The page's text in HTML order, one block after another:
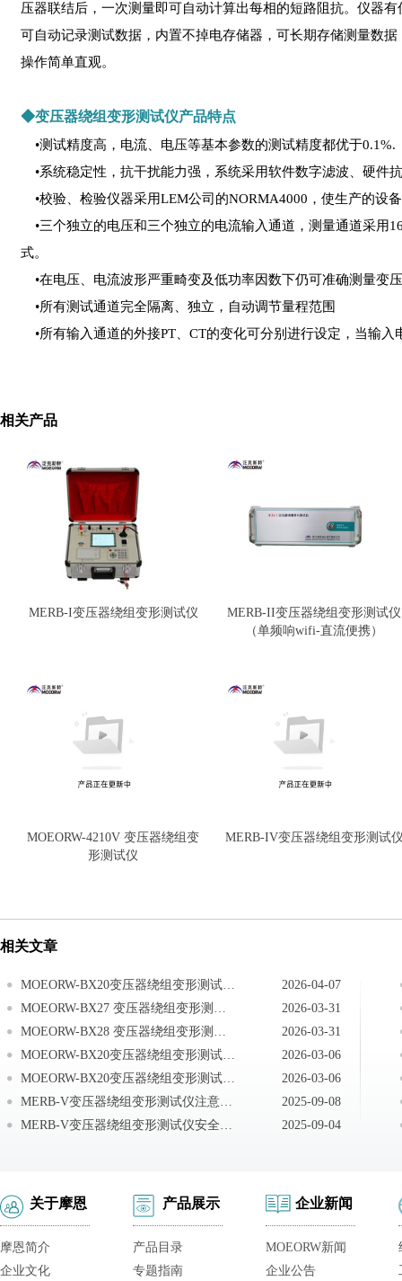
压器联结后，一次测量即可自动计算出每相的短路阻抗。仪器
可自动记录测试数据，内置不掉电存储器，可长期存储测量数
操作简单直观。
◆变压器绕组变形测试仪产品特点
•测试精度高，电流、电压等基本参数的测试精度都优于0.1%.
•系统稳定性，抗干扰能力强，系统采用软件数字滤波、硬件
•校验、检验仪器采用LEM公司的NORMA4000，使生产的设
•三个独立的电压和三个独立的电流输入通道，测量通道采用
式。
•在电压、电流波形严重畸变及低功率因数下仍可准确测量变
•所有测试通道完全隔离、独立，自动调节量程范围
•所有输入通道的外接PT、CT的变化可分别进行设定，当输
相关产品
MERB-I变压器绕组变形测试仪
MERB-II变压器绕组变形测试仪
（单频响wifi-直流便携）
MOEORW-4210V 变压器绕组变
形测试仪
MERB-IV变压器绕组变形测试
相关文章
MOEORW-BX20变压器绕组变形测试仪设备维护
2026-04-07
MOEORW-BX27 变压器绕组变形测试仪基本维护
2026-03-31
MOEORW-BX28 变压器绕组变形测试仪重要提示
2026-03-31
MOEORW-BX20变压器绕组变形测试仪现场使用
2026-03-06
MOEORW-BX20变压器绕组变形测试仪安全要求
2026-03-06
MERB-V变压器绕组变形测试仪注意事项
2025-09-08
MERB-V变压器绕组变形测试仪安全事项
2025-09-04
关于摩恩
摩恩简介
企业文化
产品展示
产品目录
专题指南
企业新闻
MOEORW新闻
企业公告